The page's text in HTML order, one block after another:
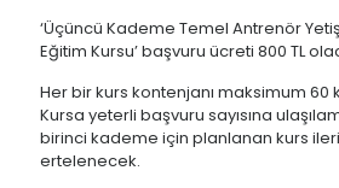
‘Üçüncü Kademe Temel Antrenör
Eğitim Kursu’ başvuru ücreti 800 TL
Her bir kurs kontenjanı maksimum 60
Kursa yeterli başvuru sayısına
birinci kademe için planlanan kurs
ertelenecek.